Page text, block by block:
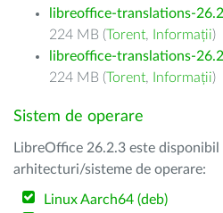
libreoffice-translations-
224 MB (Torent, Informații)
libreoffice-translations-
224 MB (Torent, Informații)
Sistem de operare
LibreOffice 26.2.3 este
arhitecturi/sisteme de operare:
Linux Aarch64 (deb)